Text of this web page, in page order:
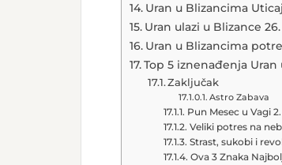
Uran u Blizancima
Uran ulazi u Blizance
Uran u Blizancima
Top 5 iznenađenja
Zaključak
Astro Zabava
Pun Mesec u Vagi
Veliki potres na
Strast, sukobi i
Ova 3 Znaka